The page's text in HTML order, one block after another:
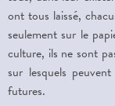
ont tous laissé,
seulement sur le
culture, ils ne sont
sur lesquels
futures.